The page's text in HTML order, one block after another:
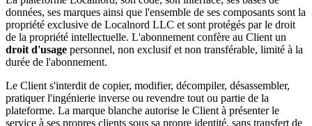
données, ses marques ainsi que l'ensemble de ses composants sont la
propriété exclusive de Localnord LLC et sont protégés par le droit
de la propriété intellectuelle. L'abonnement confère au Client un
droit d'usage personnel, non exclusif et non transférable, limité à la
durée de l'abonnement.
Le Client s'interdit de copier, modifier, décompiler, désassembler,
pratiquer l'ingénierie inverse ou revendre tout ou partie de la
plateforme. La marque blanche autorise le Client à présenter le
service à ses propres clients sous sa propre identité, sans transfert de